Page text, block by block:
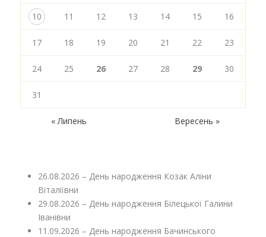
10 11 12 13 14 15 16
17 18 19 20 21 22 23
24 25 26 27 28 29 30
31
« Липень Вересень »
26.08.2026 – День народження Козак Аліни
Віталіївни
29.08.2026 – День народження Білецької Галини
Іванівни
11.09.2026 – День народження Бачинського